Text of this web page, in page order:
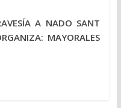
A NADO SANT
MAYORALES